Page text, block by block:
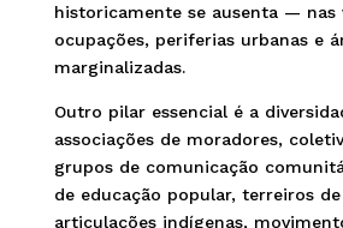
historicamente se ausenta — nas
ocupações, periferias urbanas e
marginalizadas.
Outro pilar essencial é a
associações de moradores,
grupos de comunicação
de educação popular, terreiros
articulações indígenas,